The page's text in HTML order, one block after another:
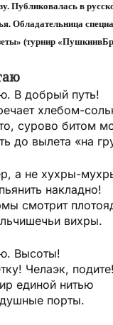
Публиковалась в
Обладательница
(турнир
В добрый путь!
хлебом-
сурово битом
до вылета «на
а не хухры-
накладно!
смотрит
вихры.
Высоты!
Челаэк, подите!
единой нитью
порты.